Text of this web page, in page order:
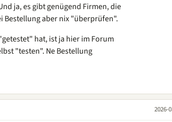
ja, es gibt genügend Firmen, die
Bestellung aber nix "überprüfen".
hat, ist ja hier im Forum
"testen". Ne Bestellung
2026-